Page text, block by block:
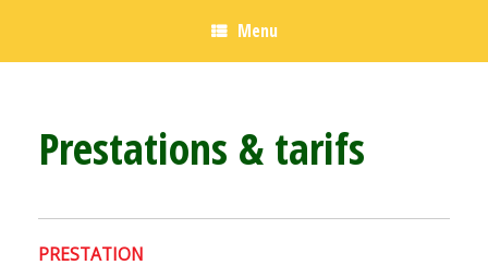
Menu
Prestations & tarifs
PRESTATION